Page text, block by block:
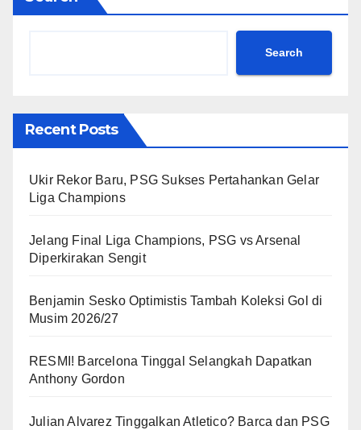
Search
Recent Posts
Ukir Rekor Baru, PSG Sukses Pertahankan Gelar
Liga Champions
Jelang Final Liga Champions, PSG vs Arsenal
Diperkirakan Sengit
Benjamin Sesko Optimistis Tambah Koleksi Gol di
Musim 2026/27
RESMI! Barcelona Tinggal Selangkah Dapatkan
Anthony Gordon
Julian Alvarez Tinggalkan Atletico? Barca dan PSG